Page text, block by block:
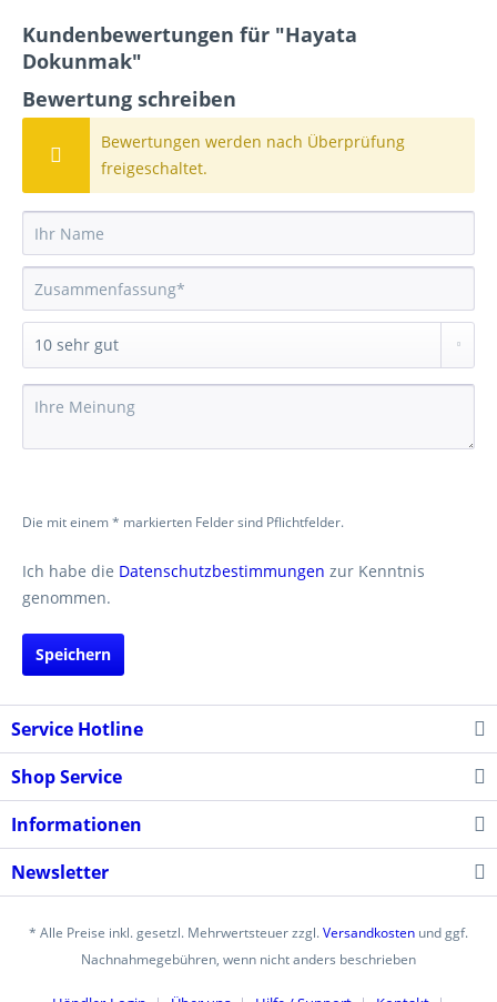
Kundenbewertungen für "Hayata
Dokunmak"
Bewertung schreiben
Bewertungen werden nach Überprüfung
freigeschaltet.
Die mit einem * markierten Felder sind Pflichtfelder.
Ich habe die Datenschutzbestimmungen zur Kenntnis
genommen.
Speichern
Service Hotline
Shop Service
Informationen
Newsletter
* Alle Preise inkl. gesetzl. Mehrwertsteuer zzgl.Versandkosten und ggf.
Nachnahmegebühren, wenn nicht anders beschrieben